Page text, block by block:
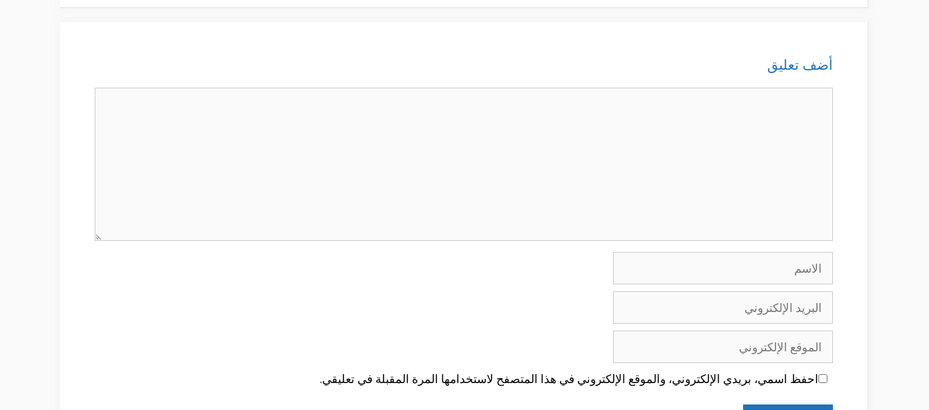
أضف تعليق
الاسم
البريد
الإلكتروني
الموقع
الإلكتروني
احفظ اسمي، بريدي الإلكتروني، والموقع الإلكتروني في هذا المتصفح لاستخدامها المرة المقبلة في تعليقي.